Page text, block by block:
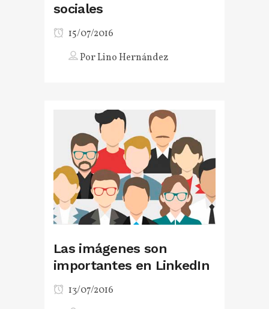
sociales
15/07/2016
PorLino Hernández
Las imágenes son
importantes en LinkedIn
13/07/2016